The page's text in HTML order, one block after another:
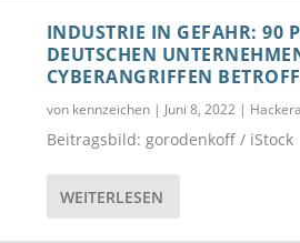
INDUSTRIE IN GEFAHR: 90
DEUTSCHEN
CYBERANGRIFFEN
von kennzeichen| Juni 8, 2022|
Beitragsbild: gorodenkoff / iStock
WEITERLESEN